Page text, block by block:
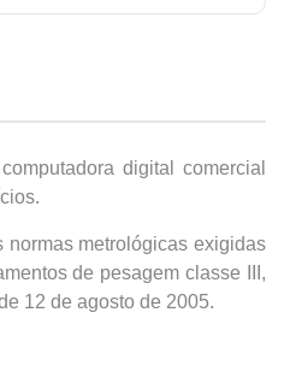
digital comercial
normas metrológicas exigidas
de pesagem classe III,
12 de agosto de 2005.